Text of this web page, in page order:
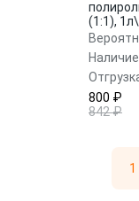
(1:1), 1л\
Наличие
800 ₽
842 ₽
1